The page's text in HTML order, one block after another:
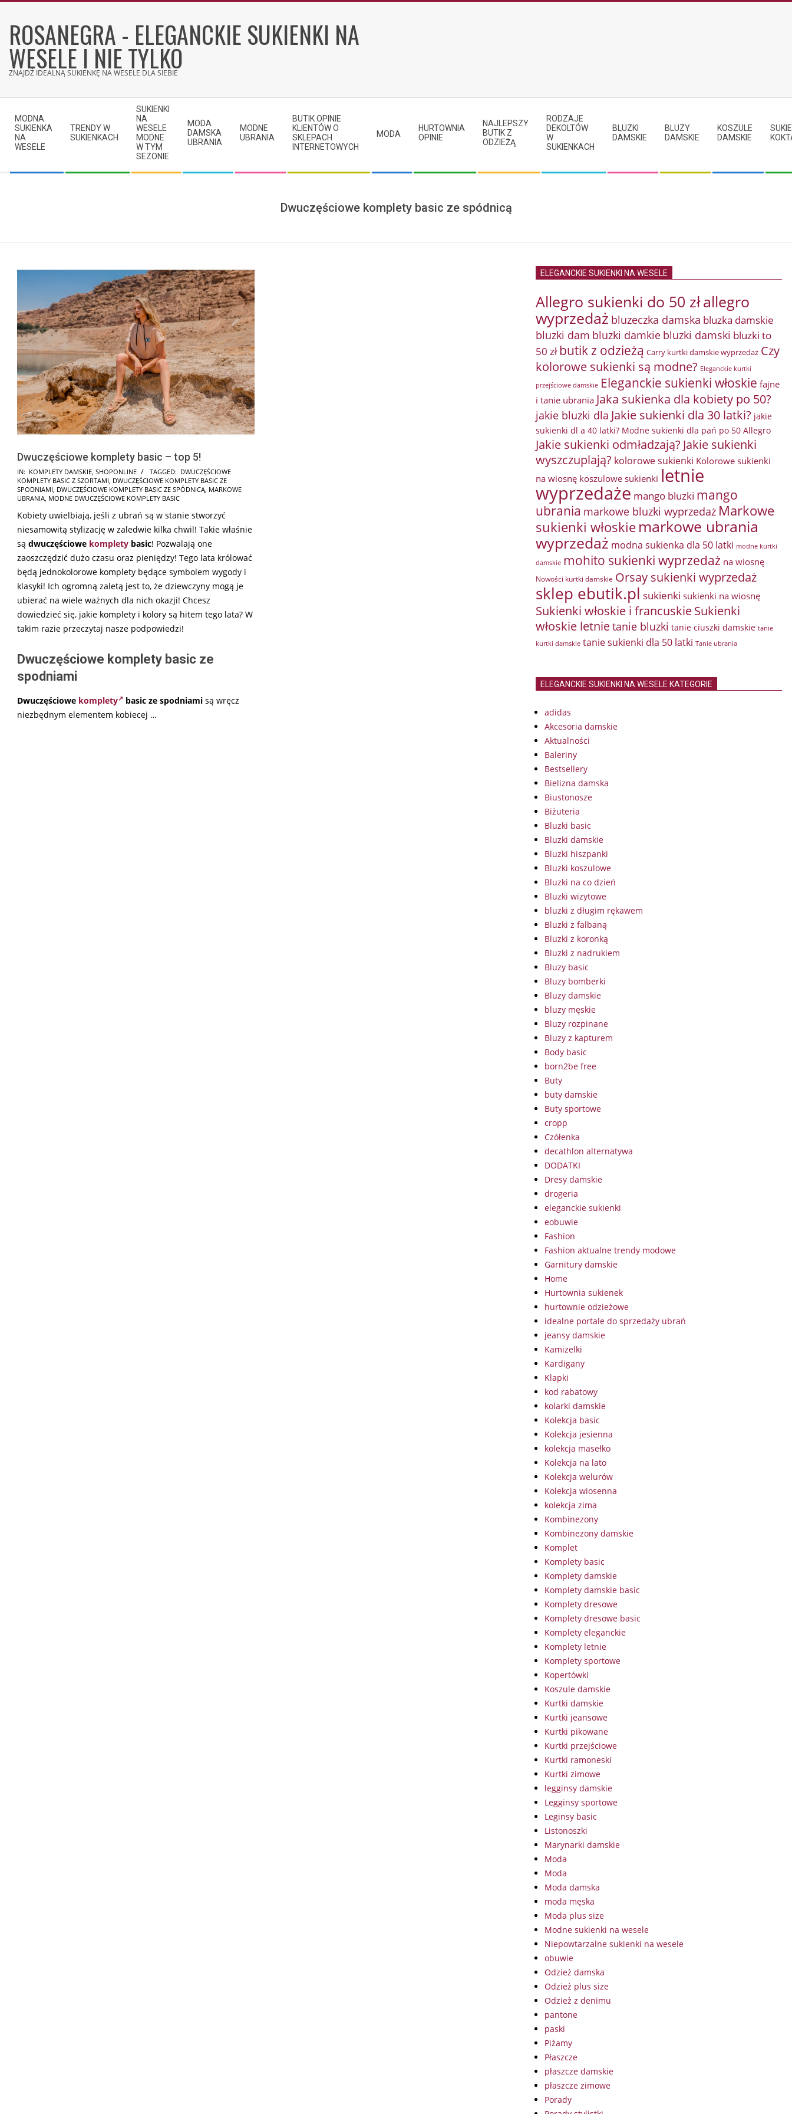
contentROSANEGRA - ELEGANCKIE SUKIENKI NA
WESELE I NIE TYLKO
ZNAJDŹ IDEALNĄ SUKIENKĘ NA WESELE DLA SIEBIE
Navigation
Menu
MODNA
SUKIENKA
NA
WESELE
TRENDY W
SUKIENKACH
SUKIENKI
NA
WESELE
MODNE
W TYM
SEZONIE
MODA
DAMSKA
UBRANIA
MODNE
UBRANIA
BUTIK OPINIE
KLIENTÓW O
SKLEPACH
INTERNETOWYCH
MODA
HURTOWNIA
OPINIE
NAJLEPSZY
BUTIK Z
ODZIEŻĄ
RODZAJE
DEKOLTÓW
W
SUKIENKACH
BLUZKI
DAMSKIE
BLUZY
DAMSKIE
KOSZULE
DAMSKIE
Dwuczęściowe komplety basic ze spódnicą
Dwuczęściowe komplety basic – top 5!
2025-
02-
28
IN: KOMPLETY DAMSKIE, SHOPONLINE TAGGED: DWUCZĘŚCIOWE
KOMPLETY BASIC Z SZORTAMI, DWUCZĘŚCIOWE KOMPLETY BASIC ZE
SPODNIAMI, DWUCZĘŚCIOWE KOMPLETY BASIC ZE SPÓDNICĄ, MARKOWE
UBRANIA, MODNE DWUCZĘŚCIOWE KOMPLETY BASIC
Kobiety uwielbiają, jeśli z ubrań są w stanie stworzyć
niesamowitą stylizację w zaledwie kilka chwil! Takie właśnie
są dwuczęściowe komplety basic! Pozwalają one
zaoszczędzić dużo czasu oraz pieniędzy! Tego lata królować
będą jednokolorowe komplety będące symbolem wygody i
klasyki! Ich ogromną zaletą jest to, że dziewczyny mogą je
ubierać na wiele ważnych dla nich okazji! Chcesz
dowiedzieć się, jakie komplety i kolory są hitem tego lata? W
takim razie przeczytaj nasze podpowiedzi!
Dwuczęściowe komplety basic ze
spodniami
Dwuczęściowe komplety basic ze spodniami są wręcz
niezbędnym elementem kobiecej …
ELEGANCKIE SUKIENKI NA WESELE
Allegro sukienki do 50 złallegro
wyprzedaż bluzeczka damska bluzka damskie
bluzki dam bluzki damkie bluzki damski bluzki to
50 zł butik z odzieżą Carry kurtki damskie wyprzedaż Czy
kolorowe sukienki są modne? Eleganckie kurtki
przejściowe damskie Eleganckie sukienki włoskie fajne
i tanie ubrania Jaka sukienka dla kobiety po 50?
jakie bluzki dla Jakie sukienki dla 30 latki? jakie
sukienki dl a 40 latki? Modne sukienki dla pań po 50 Allegro
Jakie sukienki odmładzają? Jakie sukienki
wyszczuplają? kolorowe sukienki Kolorowe sukienki
na wiosnę koszulowe sukienki letnie
wyprzedaże mango bluzki mango
ubrania markowe bluzki wyprzedaż Markowe
sukienki włoskie markowe ubrania
wyprzedaż modna sukienka dla 50 latki modne kurtki
damskie mohito sukienki wyprzedaż na wiosnę
Nowości kurtki damskie Orsay sukienki wyprzedaż
sklep ebutik.pl sukienki sukienki na wiosnę
Sukienki włoskie i francuskieSukienki
włoskie letnietanie bluzki tanie ciuszki damskie tanie
kurtki damskie tanie sukienki dla 50 latki Tanie ubrania
ELEGANCKIE SUKIENKI NA WESELE KATEGORIE
adidas
Akcesoria damskie
Aktualności
Baleriny
Bestsellery
Bielizna damska
Biustonosze
Biżuteria
Bluzki basic
Bluzki damskie
Bluzki hiszpanki
Bluzki koszulowe
Bluzki na co dzień
Bluzki wizytowe
bluzki z długim rękawem
Bluzki z falbaną
Bluzki z koronką
Bluzki z nadrukiem
Bluzy basic
Bluzy bomberki
Bluzy damskie
bluzy męskie
Bluzy rozpinane
Bluzy z kapturem
Body basic
born2be free
Buty
buty damskie
Buty sportowe
cropp
Czółenka
decathlon alternatywa
DODATKI
Dresy damskie
drogeria
eleganckie sukienki
eobuwie
Fashion
Fashion aktualne trendy modowe
Garnitury damskie
Home
Hurtownia sukienek
hurtownie odzieżowe
idealne portale do sprzedaży ubrań
jeansy damskie
Kamizelki
Kardigany
Klapki
kod rabatowy
kolarki damskie
Kolekcja basic
Kolekcja jesienna
kolekcja masełko
Kolekcja na lato
Kolekcja welurów
Kolekcja wiosenna
kolekcja zima
Kombinezony
Kombinezony damskie
Komplet
Komplety basic
Komplety damskie
Komplety damskie basic
Komplety dresowe
Komplety dresowe basic
Komplety eleganckie
Komplety letnie
Komplety sportowe
Kopertówki
Koszule damskie
Kurtki damskie
Kurtki jeansowe
Kurtki pikowane
Kurtki przejściowe
Kurtki ramoneski
Kurtki zimowe
legginsy damskie
Legginsy sportowe
Leginsy basic
Listonoszki
Marynarki damskie
Moda
Moda
Moda damska
moda męska
Moda plus size
Modne sukienki na wesele
Niepowtarzalne sukienki na wesele
obuwie
Odzież damska
Odzież plus size
Odzież z denimu
pantone
paski
Piżamy
Płaszcze
płaszcze damskie
płaszcze zimowe
Porady